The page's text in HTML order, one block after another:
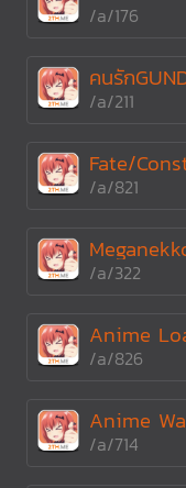
/a/176
คนรัก
/a/211
Fate/
/a/821
/a/322
Anime
/a/826
Anime
/a/714